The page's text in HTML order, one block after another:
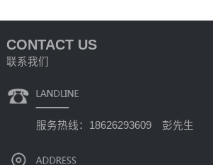
CONTACT US
联系我们
服务热线：18626293609 彭先生